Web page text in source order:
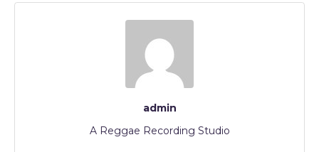
admin
A Reggae Recording Studio